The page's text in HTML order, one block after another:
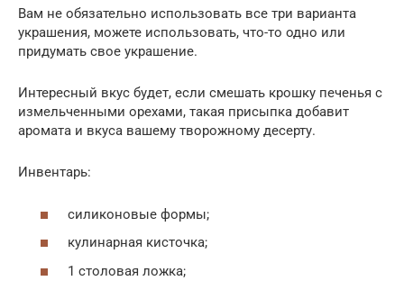
Вам не обязательно использовать все три варианта
украшения, можете использовать, что-то одно или
придумать свое украшение.
Интересный вкус будет, если смешать крошку печенья с
измельченными орехами, такая присыпка добавит
аромата и вкуса вашему творожному десерту.
Инвентарь:
силиконовые формы;
кулинарная кисточка;
1 столовая ложка;